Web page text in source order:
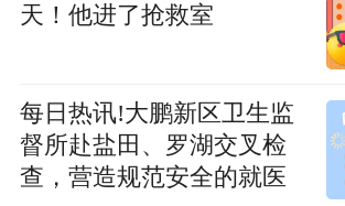
天！他进了抢救室
每日热讯!大鹏新区卫生监
督所赴盐田、罗湖交叉检
查，营造规范安全的就医